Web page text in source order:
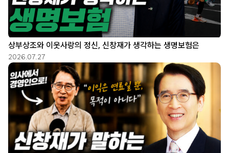
상부상조와 이웃사랑의 정신, 신창재가 생각하는 생명보험은
2026.07.27